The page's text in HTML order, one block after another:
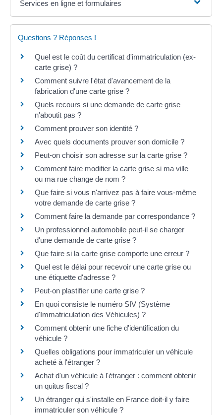
Services en ligne et formulaires
Questions ? Réponses !
Quel est le coût du certificat d'immatriculation (ex-
carte grise) ?
Comment suivre l'état d'avancement de la
fabrication d'une carte grise ?
Quels recours si une demande de carte grise
n'aboutit pas ?
Comment prouver son identité ?
Avec quels documents prouver son domicile ?
Peut-on choisir son adresse sur la carte grise ?
Comment faire modifier la carte grise si ma ville
ou ma rue change de nom ?
Que faire si vous n'arrivez pas à faire vous-même
votre demande de carte grise ?
Comment faire la demande par correspondance ?
Un professionnel automobile peut-il se charger
d'une demande de carte grise ?
Que faire si la carte grise comporte une erreur ?
Quel est le délai pour recevoir une carte grise ou
une étiquette d'adresse ?
Peut-on plastifier une carte grise ?
En quoi consiste le numéro SIV (Système
d'Immatriculation des Véhicules) ?
Comment obtenir une fiche d'identification du
véhicule ?
Quelles obligations pour immatriculer un véhicule
acheté à l'étranger ?
Achat d'un véhicule à l'étranger : comment obtenir
un quitus fiscal ?
Un étranger qui s'installe en France doit-il y faire
immatriculer son véhicule ?